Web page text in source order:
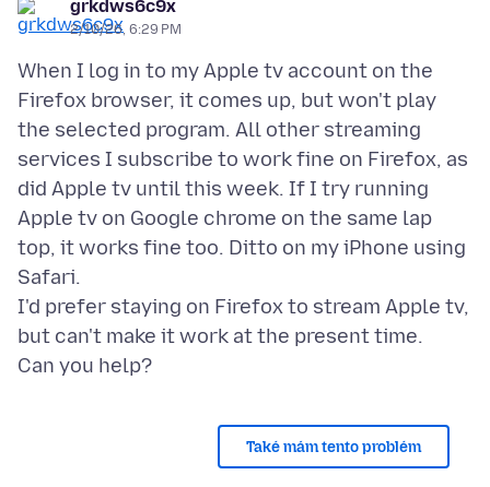
grkdws6c9x
2/10/26, 6:29 PM
When I log in to my Apple tv account on the
Firefox browser, it comes up, but won't play
the selected program. All other streaming
services I subscribe to work fine on Firefox, as
did Apple tv until this week. If I try running
Apple tv on Google chrome on the same lap
top, it works fine too. Ditto on my iPhone using
Safari.
I'd prefer staying on Firefox to stream Apple tv,
but can't make it work at the present time.
Také mám tento problém